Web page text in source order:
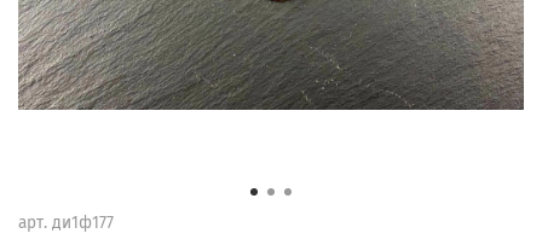
арт. ди1ф177